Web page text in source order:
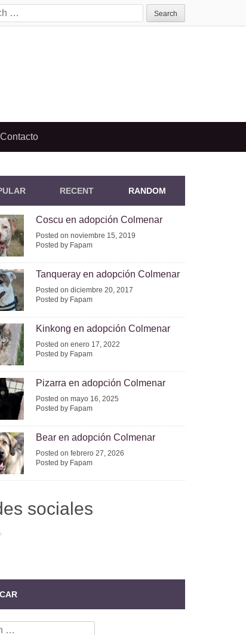
Contacto
RECENT RANDOM
Coscu en adopción Colmenar
Posted on noviembre 15, 2019
Posted by Fapam
Tanqueray en adopción Colmenar
Posted on diciembre 20, 2017
Posted by Fapam
Kinkong en adopción Colmenar
Posted on enero 17, 2022
Posted by Fapam
Pizarra en adopción Colmenar
Posted on mayo 16, 2025
Posted by Fapam
Bear en adopción Colmenar
Posted on febrero 27, 2026
Posted by Fapam
sociales